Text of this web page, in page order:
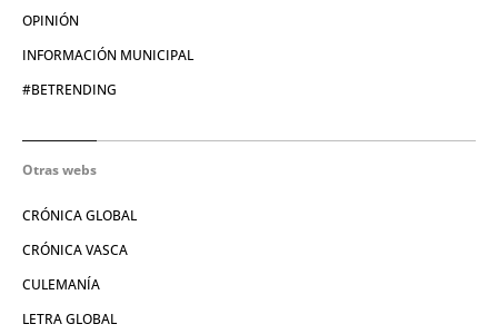
OPINIÓN
INFORMACIÓN MUNICIPAL
#BETRENDING
Otras webs
CRÓNICA GLOBAL
CRÓNICA VASCA
CULEMANÍA
LETRA GLOBAL